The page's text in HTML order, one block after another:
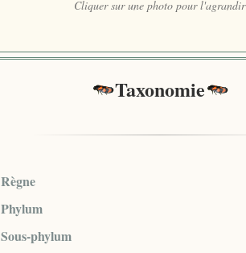
Cliquer sur une photo pour l'agrandir
Taxonomie
Règne
Phylum
Sous-phylum